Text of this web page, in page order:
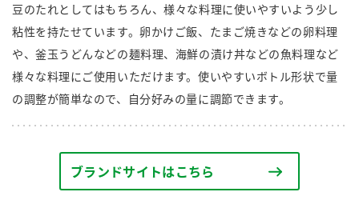
お酢ドリンク ぽん酢
キャンペーン情報
ブランド・スペシャルサイト
ブランド・スペシャルサイト トップ
商品ブランドサイト
くらしプラ酢
企業情報
国内事業概要
豆のたれとしてはもちろん、様々な料理に使いやすいよう少し
粘性を持たせています。卵かけご飯、たまご焼きなどの卵料理
や、釜玉うどんなどの麺料理、海鮮の漬け丼などの魚料理など
様々な料理にご使用いただけます。使いやすいボトル形状で量
の調整が簡単なので、自分好みの量に調節できます。
ブランドサイトはこちら